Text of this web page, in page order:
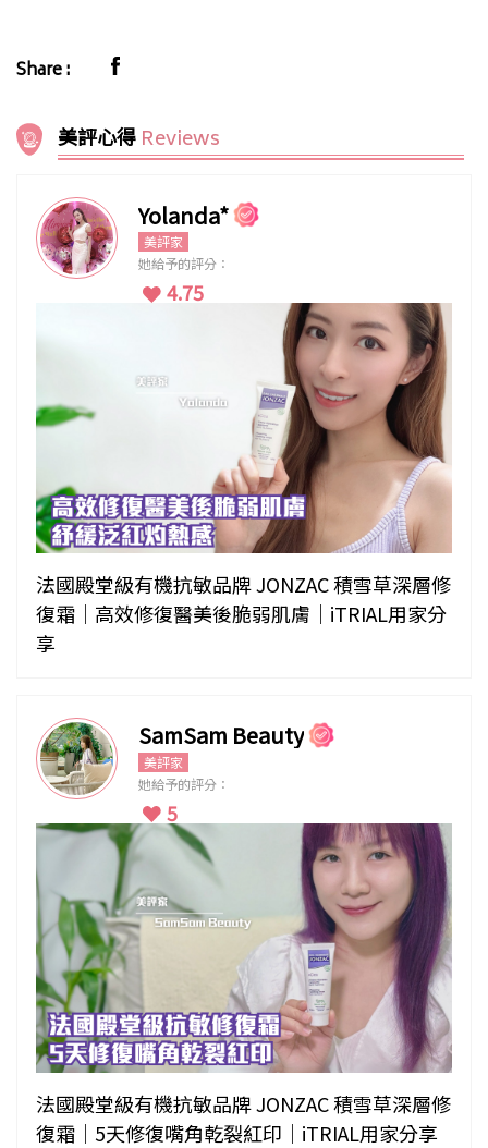
Share :
美評心得 Reviews
Yolanda*
美評家
她給予的評分：
4.75
法國殿堂級有機抗敏品牌 JONZAC 積雪草深層修
復霜｜高效修復醫美後脆弱肌膚｜iTRIAL用家分
享
SamSam Beauty
美評家
她給予的評分：
5
法國殿堂級有機抗敏品牌 JONZAC 積雪草深層修
復霜｜5天修復嘴角乾裂紅印｜iTRIAL用家分享